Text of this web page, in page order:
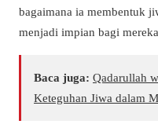
bagaimana ia membentuk
menjadi impian bagi
Baca juga: Qadarullah
Keteguhan Jiwa dalam